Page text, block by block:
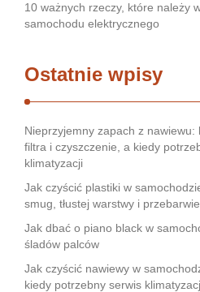
10 ważnych rzeczy, które należy
samochodu elektrycznego
Ostatnie wpisy
Nieprzyjemny zapach z nawiewu:
filtra i czyszczenie, a kiedy
klimatyzacji
Jak czyścić plastiki w
smug, tłustej warstwy i
Jak dbać o piano black w
śladów palców
Jak czyścić nawiewy w
kiedy potrzebny serwis